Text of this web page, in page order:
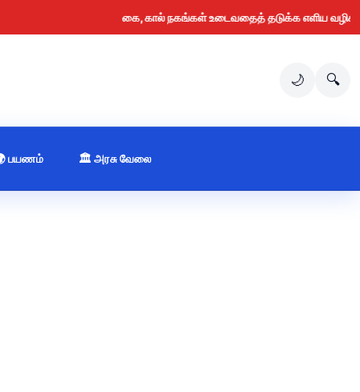
கை, கால் நகங்கள் உடைவதைத் தடுக்க எளிய வழிகள்
🌙 🔍
பயணம் 🏛️ அரசு வேலை